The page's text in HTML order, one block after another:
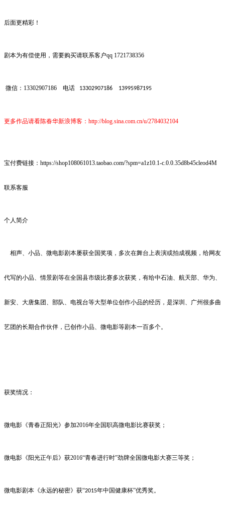
后面更精彩！
剧本为有偿使用，需要购买请联系客户qq 1721738356
微信： 13302907186 电话 13302907186 13995987195
更多作品请看陈春华新浪博客： http://blog.sina.com.cn/u/2784032104
宝付费链接：https://shop108061013.taobao.com/?spm=a1z10.1-c.0.0.35d8b45cleod4M
联系客服
个人简介
相声、小品、微电影剧本屡获全国奖项，多次在舞台上表演或拍成视频，给网友
代写的小品、情景剧等在全国县市级比赛多次获奖，有给中石油、航天部、华为、
新安、大唐集团、部队、电视台等大型单位创作小品的经历，是深圳、广州很多曲
艺团的长期合作伙伴，已创作小品、微电影等剧本一百多个。
获奖情况：
微电影《青春正阳光》参加2016年全国职高微电影比赛获奖；
微电影《阳光正午后》获2016“青春进行时”劲牌全国微电影大赛三等奖；
微电影剧本《永远的秘密》获“2015年中国健康杯”优秀奖。